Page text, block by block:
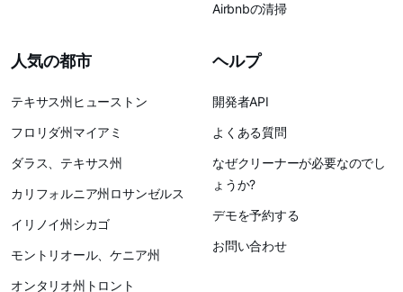
Airbnbの清掃
人気の都市
テキサス州ヒューストン
フロリダ州マイアミ
ダラス、テキサス州
カリフォルニア州ロサンゼルス
イリノイ州シカゴ
モントリオール、ケニア州
オンタリオ州トロント
ヘルプ
開発者API
よくある質問
なぜクリーナーが必要なのでし
ょうか?
デモを予約する
お問い合わせ